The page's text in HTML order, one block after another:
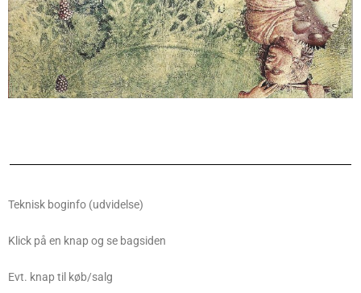
Teknisk boginfo (udvidelse)
Klick på en knap og se bagsiden
Evt. knap til køb/salg